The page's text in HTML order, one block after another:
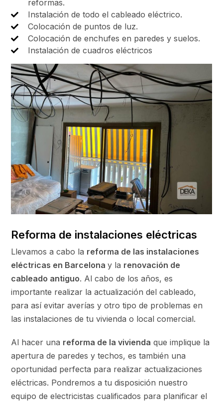
reformas.
Instalación de todo el cableado eléctrico.
Colocación de puntos de luz.
Colocación de enchufes en paredes y suelos.
Instalación de cuadros eléctricos
Reforma de instalaciones eléctricas
Llevamos a cabo la reforma de las instalaciones
eléctricas en Barcelonay la renovación de
cableado antiguo. Al cabo de los años, es
importante realizar la actualización del cableado,
para así evitar averías y otro tipo de problemas en
las instalaciones de tu vivienda o local comercial.
Al hacer una reforma de la vivienda que implique la
apertura de paredes y techos, es también una
oportunidad perfecta para realizar actualizaciones
eléctricas. Pondremos a tu disposición nuestro
equipo de electricistas cualificados para planificar el